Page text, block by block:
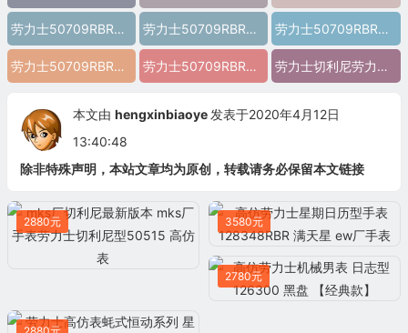
劳力士50709RBR价格 劳力士50709RBR参数 劳力士50709RBR报价
劳力士50709RBR多少钱 劳力士50709RBR怎么样 劳力士切利尼劳力士50709RBR 精仿劳力士50709RBR 高仿劳力士50709RBR 复刻劳力士50709RBR a货劳力士50709RBR 超a劳力士50709RBR 一比一精仿劳力士50709RBR 一比一高仿劳力士50709RBR 切利尼系列劳力士50709RBR
本文由 hengxinbiaoye 发表于2020年4月12日
13:40:48
除非特殊声明，本站文章均为原创，转载请务必保留本文链接
2880元 3580元
2780元